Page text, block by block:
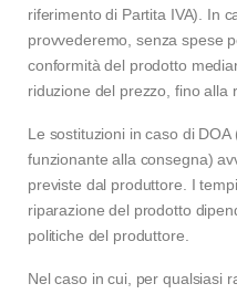
riferimento di Partita IVA). In
provvederemo, senza spese
conformità del prodotto
riduzione del prezzo, fino alla
Le sostituzioni in caso di
funzionante alla consegna)
previste dal produttore. I
riparazione del prodotto
politiche del produttore.
Nel caso in cui, per qualsiasi